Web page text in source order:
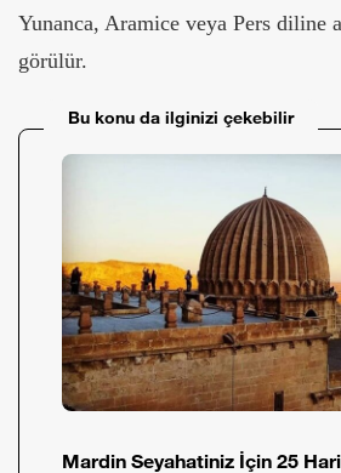
Yunanca, Aramice veya Pers diline
görülür.
Bu konu da ilginizi çekebilir
Mardin Seyahatiniz İçin 25